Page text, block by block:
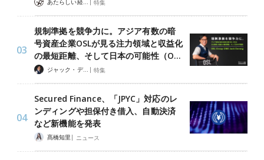
あたらしい経済 編集部 特集
規制準拠を競争力に。アジア有数の暗
号資産企業OSLが見る注力領域と収益化
の最短距離、そして日本の可能性（O…
ジャック・デロン（Jack Derong） | 特集
Secured Finance、「JPYC」対応のレ
ンディングや担保付き借入、自動決済
など新機能を発表
髙橋知里 | ニュース